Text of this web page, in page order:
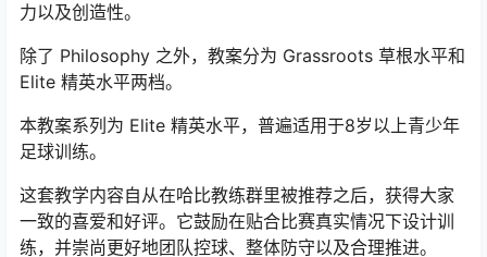
力以及创造性。
除了 Philosophy 之外，教案分为 Grassroots 草根水平和
Elite 精英水平两档。
本教案系列为 Elite 精英水平，普遍适用于8岁以上青少年
足球训练。
这套教学内容自从在哈比教练群里被推荐之后，获得大家
一致的喜爱和好评。它鼓励在贴合比赛真实情况下设计训
练，并崇尚更好地团队控球、整体防守以及合理推进。